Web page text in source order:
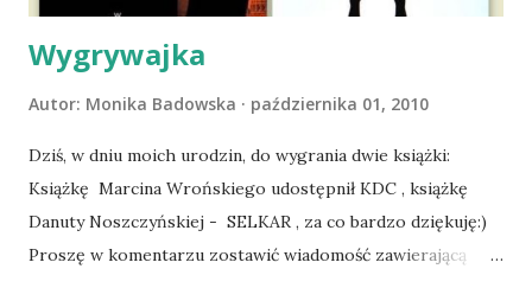
Dopier...
Wygrywajka
Autor: Monika Badowska października 01, 2010
Dziś, w dniu moich urodzin, do wygrania dwie książki:
Książkę Marcina Wrońskiego udostępnił KDC , książkę
Danuty Noszczyńskiej - SELKAR , za co bardzo dziękuję:)
Proszę w komentarzu zostawić wiadomość zawierającą